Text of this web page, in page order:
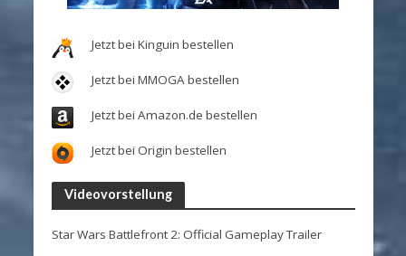
Jetzt bei Kinguin bestellen
Jetzt bei MMOGA bestellen
Jetzt bei Amazon.de bestellen
Jetzt bei Origin bestellen
Videovorstellung
Star Wars Battlefront 2: Official Gameplay Trailer